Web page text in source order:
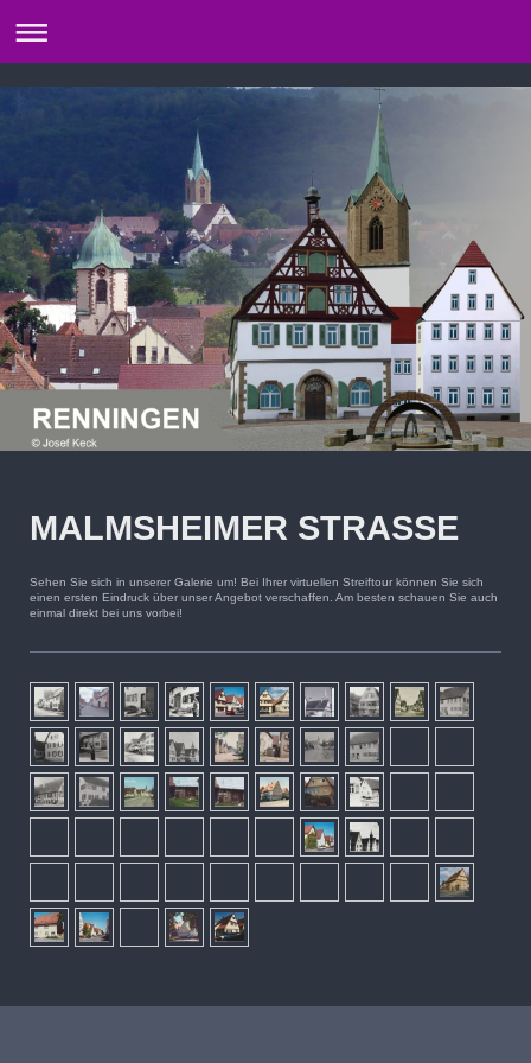
MALMSHEIMER STRASSE
Sehen Sie sich in unserer Galerie um! Bei Ihrer virtuellen Streiftour können Sie sich
einen ersten Eindruck über unser Angebot verschaffen. Am besten schauen Sie auch
einmal direkt bei uns vorbei!